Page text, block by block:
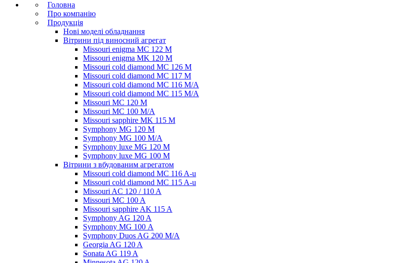
Головна
Про компанію
Продукція
Нові моделі обладнання
Вітрини під виносний агрегат
Missouri enigma MC 122 M
Missouri enigma MK 120 M
Missouri cold diamond MC 126 M
Missouri cold diamond MC 117 M
Missouri cold diamond MC 116 M/A
Missouri cold diamond MC 115 M/A
Missouri MC 120 M
Missouri MC 100 M/A
Missouri sapphire MK 115 M
Symphony MG 120 M
Symphony MG 100 M/А
Symphony luxe MG 120 M
Symphony luxe MG 100 M
Вітрини з вбудованим агрегатом
Missouri cold diamond MC 116 A-u
Missouri cold diamond MC 115 A-u
Missouri AC 120 / 110 A
Missouri MC 100 A
Missouri sapphire AK 115 A
Symphony AG 120 A
Symphony MG 100 А
Symphony Duos AG 200 M/A
Georgia AG 120 A
Sonata AG 119 A